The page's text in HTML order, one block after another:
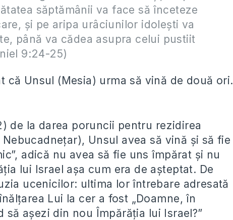
săptămânii va face să înceteze
și pe aripa urâciunilor idolești va
până va cădea asupra celui pustiit
9:24-25)
că Unsul (Mesia) urma să vină de două ori.
de la darea poruncii pentru rezidirea
Unsul avea să vină și să fie
adică nu avea să fie uns împărat și nu
lui Israel așa cum era de așteptat. De
ucenicilor: ultima lor întrebare adresată
Lui la cer a fost „Doamne, în
să așezi din nou Împărăția lui Israel?”